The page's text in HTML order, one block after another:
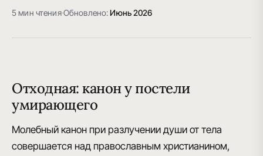
5 мин чтения·Обновлено:Июнь 2026
Отходная: канон у постели
умирающего
Молебный канон при разлучении души от тела
совершается над православным христианином,